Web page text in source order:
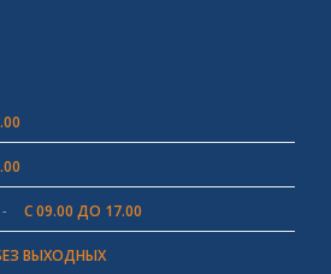
С 09.00 ДО 17.00
ВЫХОДНЫХ